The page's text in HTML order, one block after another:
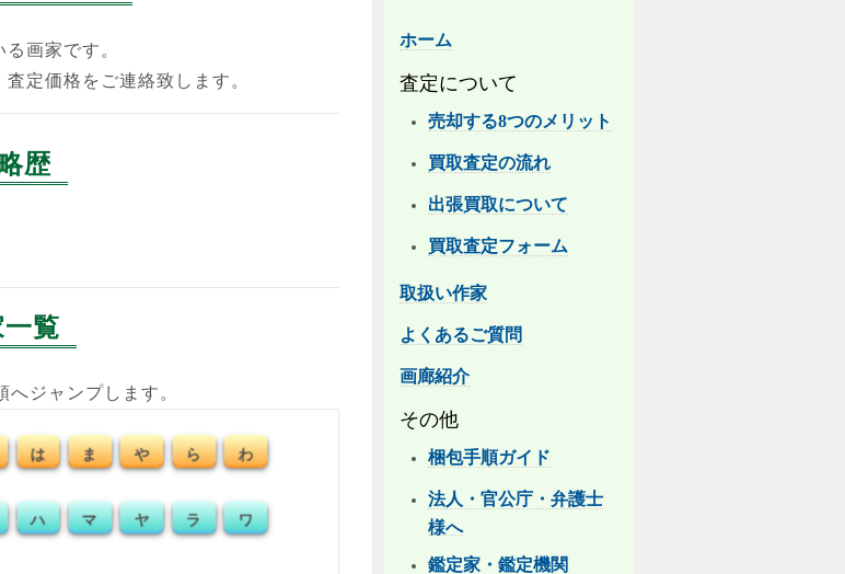
画家です。
定価格をご連絡致します。
歴
覧
ジャンプします。
は ま や ら わ
ハ マ ヤ ラ ワ
ホーム
査定について
売却する8つのメリット
買取査定の流れ
出張買取について
買取査定フォーム
取扱い作家
よくあるご質問
画廊紹介
その他
梱包手順ガイド
法人・官公庁・弁護士
様へ
鑑定家・鑑定機関